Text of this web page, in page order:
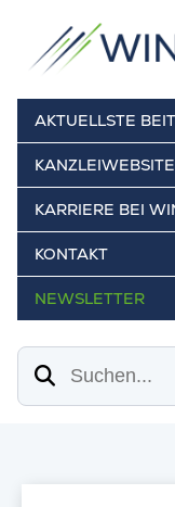
AKTUELLSTE
KANZLEIWEBSITE
KARRIERE BEI
KONTAKT
NEWSLETTER
Suchen